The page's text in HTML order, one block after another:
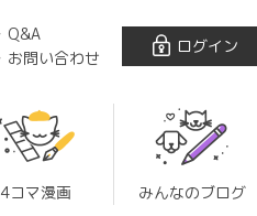
Q&A
お問い合わせ
ログイン
4コマ漫画 みんなのブログ